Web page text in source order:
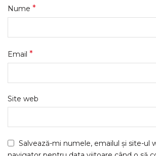
Nume *
Email *
Site web
Salvează-mi numele, emailul și site-ul